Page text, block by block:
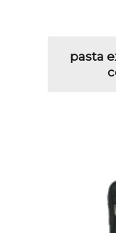
pasta